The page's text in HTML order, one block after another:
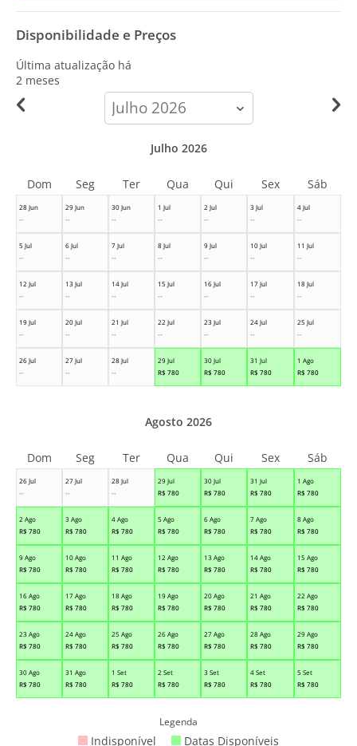
Disponibilidade e Preços
Última atualização há
2 meses
calendar-
month
28 Jun
--
29 Jun
--
30 Jun
--
1 Jul
--
2 Jul
--
3 Jul
--
4 Jul
--
5 Jul
--
6 Jul
--
7 Jul
--
8 Jul
--
9 Jul
--
10 Jul
--
11 Jul
--
12 Jul
--
13 Jul
--
14 Jul
--
15 Jul
--
16 Jul
--
17 Jul
--
18 Jul
--
19 Jul
--
20 Jul
--
21 Jul
--
22 Jul
--
23 Jul
--
24 Jul
--
25 Jul
--
26 Jul
--
27 Jul
--
28 Jul
--
29 Jul
R$ 780
30 Jul
R$ 780
31 Jul
R$ 780
1 Ago
R$ 780
Julho 2026
Dom Seg Ter Qua Qui Sex Sáb
26 Jul
--
27 Jul
--
28 Jul
--
29 Jul
R$ 780
30 Jul
R$ 780
31 Jul
R$ 780
1 Ago
R$ 780
2 Ago
R$ 780
3 Ago
R$ 780
4 Ago
R$ 780
5 Ago
R$ 780
6 Ago
R$ 780
7 Ago
R$ 780
8 Ago
R$ 780
9 Ago
R$ 780
10 Ago
R$ 780
11 Ago
R$ 780
12 Ago
R$ 780
13 Ago
R$ 780
14 Ago
R$ 780
15 Ago
R$ 780
16 Ago
R$ 780
17 Ago
R$ 780
18 Ago
R$ 780
19 Ago
R$ 780
20 Ago
R$ 780
21 Ago
R$ 780
22 Ago
R$ 780
23 Ago
R$ 780
24 Ago
R$ 780
25 Ago
R$ 780
26 Ago
R$ 780
27 Ago
R$ 780
28 Ago
R$ 780
29 Ago
R$ 780
30 Ago
R$ 780
31 Ago
R$ 780
1 Set
R$ 780
2 Set
R$ 780
3 Set
R$ 780
4 Set
R$ 780
5 Set
R$ 780
Agosto 2026
Dom Seg Ter Qua Qui Sex Sáb
Legenda
Indisponível Datas Disponíveis